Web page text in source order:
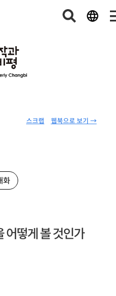
웹북으로 보기 →
스크랩
화
어떻게 볼 것인가